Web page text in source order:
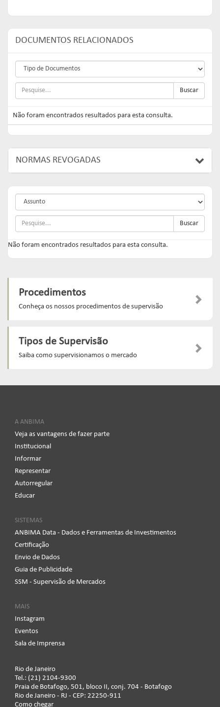
DOCUMENTOS RELACIONADOS
Buscar
Não foram encontrados resultados para esta consulta.
NORMAS REVOGADAS
Buscar
Não foram encontrados resultados para esta consulta.
Procedimentos
Conheça os nossos procedimentos de supervisão
Tipos de Supervisão
Saiba como supervisionamos o mercado
A ANBIMA
Veja as vantagens de fazer parte
Institucional
Informar
Representar
Autorregular
Educar
SISTEMAS
ANBIMA Data - Dados e Ferramentas de Investimentos
Certificação
Envio de Dados
Guia de Publicidade
SSM - Supervisão de Mercados
MAIS
Instagram
Eventos
Sala de Imprensa
Rio de Janeiro
Tel.: (21) 2104-9300
Praia de Botafogo, 501, bloco II, conj. 704 - Botafogo
Rio de Janeiro - RJ - CEP: 22250-911
Como chegar